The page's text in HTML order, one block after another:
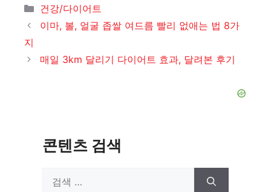
카
테
건강/다이어트
이마, 볼, 얼굴 좁쌀 여드름 빨리 없애는 법 8가
지
매일 3km 달리기 다이어트 효과, 달려본 후기
콘텐츠 검색